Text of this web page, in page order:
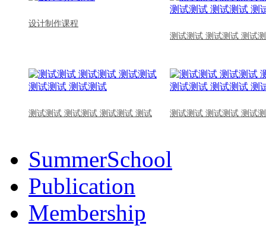
设计制作课程
测试测试 测试测试 测试
测试测试 测试测试 测试测试 测试 测试测试 测试测试 测试
SummerSchool
Publication
Membership